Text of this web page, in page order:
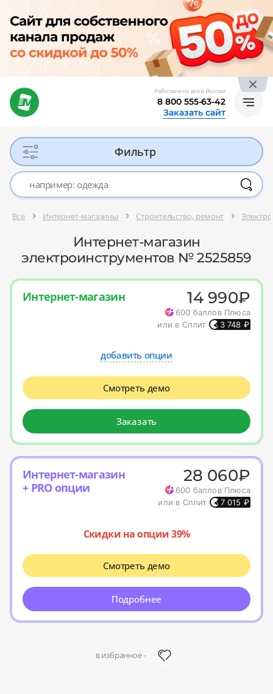
Работаем по всей России
8 800 555-63-42
Заказать сайт
Фильтр
Все Интернет-магазины Строительство, ремонт
Интернет-магазин
электроинструментов № 2525859
в избранное -
Интернет-магазин 14 990₽
600 баллов Плюса
или в Сплит
3 748 ₽
добавить опции
Смотреть демо
Заказать
Интернет-магазин
+ PRO опции
28 060₽
600 баллов Плюса
или в Сплит
7 015 ₽
Скидки на опции 39%
Смотреть демо
Подробнее